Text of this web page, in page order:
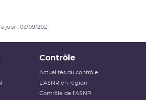
jour : 03/09/2021
Contrôle
Actualités du contrôle
L'ASNR en région
Contrôle de l'ASNR